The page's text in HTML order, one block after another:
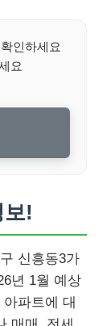
인하세요
요
보!
신흥동3가
년 1월 예상
파트에 대